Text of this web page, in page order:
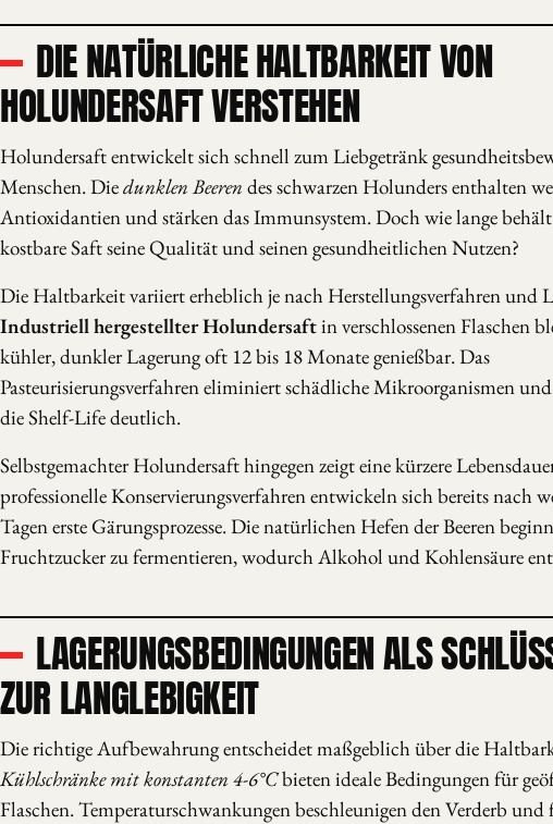
DIE NATÜRLICHE HALTBARKEIT VON
HOLUNDERSAFT VERSTEHEN
Holundersaft entwickelt sich schnell zum Liebgetränk
Menschen. Diedunklen Beeren des schwarzen Holunders enthalten
Antioxidantien und stärken das Immunsystem. Doch wie lange behält
kostbare Saft seine Qualität und seinen gesundheitlichen Nutzen?
Die Haltbarkeit variiert erheblich je nach Herstellungsverfahren und
Industriell hergestellter Holundersaftin verschlossenen Flaschen
kühler, dunkler Lagerung oft 12 bis 18 Monate genießbar. Das
Pasteurisierungsverfahren eliminiert schädliche Mikroorganismen
die Shelf-Life deutlich.
Selbstgemachter Holundersaft hingegen zeigt eine kürzere
professionelle Konservierungsverfahren entwickeln sich bereits nach
Tagen erste Gärungsprozesse. Die natürlichen Hefen der Beeren
Fruchtzucker zu fermentieren, wodurch Alkohol und Kohlensäure
LAGERUNGSBEDINGUNGEN ALS
ZUR LANGLEBIGKEIT
Die richtige Aufbewahrung entscheidet maßgeblich über die
Kühlschränke mit konstanten 4-6°Cbieten ideale Bedingungen für
Flaschen. Temperaturschwankungen beschleunigen den Verderb und